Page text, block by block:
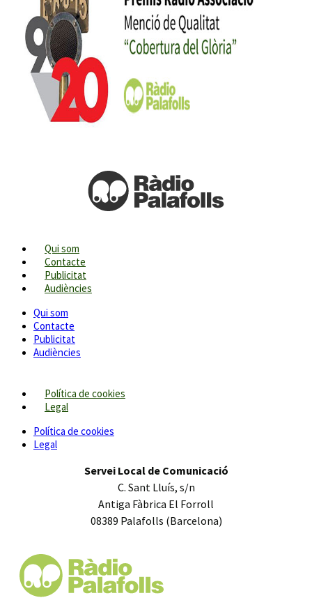
Qui som
Contacte
Publicitat
Audiències
Qui som
Contacte
Publicitat
Audiències
Política de cookies
Legal
Política de cookies
Legal
Servei Local de Comunicació
C. Sant Lluís, s/n
Antiga Fàbrica El Forroll
08389 Palafolls (Barcelona)